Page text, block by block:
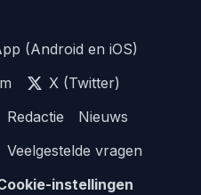
(Android en iOS)
X (Twitter)
Redactie
Nieuws
Veelgestelde vragen
instellingen